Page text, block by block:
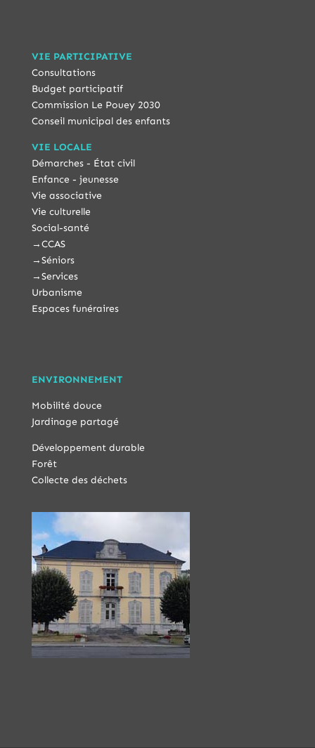
VIE PARTICIPATIVE
Consultations
Budget participatif
Commission Le Pouey 2030
Conseil municipal des enfants
VIE LOCALE
Démarches - État civil
Enfance - jeunesse
Vie associative
Vie culturelle
Social-santé
→CCAS
→Séniors
→Services
Urbanisme
Espaces funéraires
ENVIRONNEMENT
Mobilité douce
Jardinage partagé
Développement durable
Forêt
Collecte des déchets